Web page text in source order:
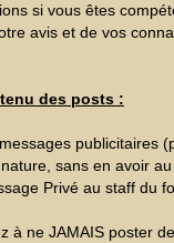
si vous êtes
avis et de vos
des posts :
publicitaires
sans en avoir
Privé au staff du
à ne JAMAIS poster